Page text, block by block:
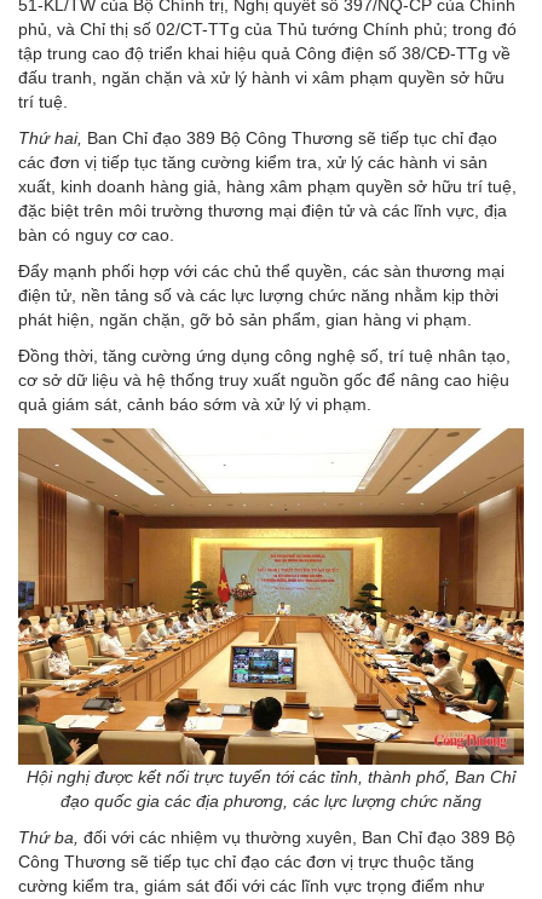
51-KL/TW của Bộ Chính trị, Nghị quyết số 397/NQ-CP của Chính
phủ, và Chỉ thị số 02/CT-TTg của Thủ tướng Chính phủ; trong đó
tập trung cao độ triển khai hiệu quả Công điện số 38/CĐ-TTg về
đấu tranh, ngăn chặn và xử lý hành vi xâm phạm quyền sở hữu
trí tuệ.
Thứ hai, Ban Chỉ đạo 389 Bộ Công Thương sẽ tiếp tục chỉ đạo
các đơn vị tiếp tục tăng cường kiểm tra, xử lý các hành vi sản
xuất, kinh doanh hàng giả, hàng xâm phạm quyền sở hữu trí tuệ,
đặc biệt trên môi trường thương mại điện tử và các lĩnh vực, địa
bàn có nguy cơ cao.
Đẩy mạnh phối hợp với các chủ thể quyền, các sàn thương mại
điện tử, nền tảng số và các lực lượng chức năng nhằm kịp thời
phát hiện, ngăn chặn, gỡ bỏ sản phẩm, gian hàng vi phạm.
Đồng thời, tăng cường ứng dụng công nghệ số, trí tuệ nhân tạo,
cơ sở dữ liệu và hệ thống truy xuất nguồn gốc để nâng cao hiệu
quả giám sát, cảnh báo sớm và xử lý vi phạm.
Hội nghị được kết nối trực tuyến tới các tỉnh, thành phố, Ban Chỉ
đạo quốc gia các địa phương, các lực lượng chức năng
Thứ ba, đối với các nhiệm vụ thường xuyên, Ban Chỉ đạo 389 Bộ
Công Thương sẽ tiếp tục chỉ đạo các đơn vị trực thuộc tăng
cường kiểm tra, giám sát đối với các lĩnh vực trọng điểm như